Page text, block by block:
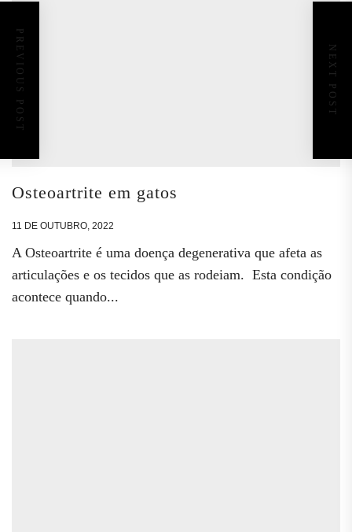
PREVIOUS POST NEXT POST
Osteoartrite em gatos
11 DE OUTUBRO, 2022
A Osteoartrite é uma doença degenerativa que afeta as
articulações e os tecidos que as rodeiam. Esta condição
acontece quando...